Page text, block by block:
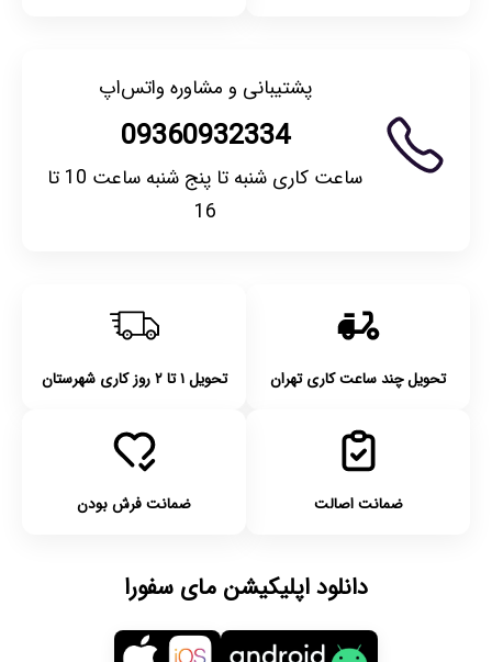
پشتیبانی و مشاوره واتس‌اپ
09360932334
ساعت کاری شنبه تا پنج شنبه ساعت 10 تا
16
تحویل چند ساعت کاری تهران تحویل ۱ تا ۲ روز کاری شهرستان
ضمانت اصالت ضمانت فرش بودن
دانلود اپلیکیشن مای سفورا